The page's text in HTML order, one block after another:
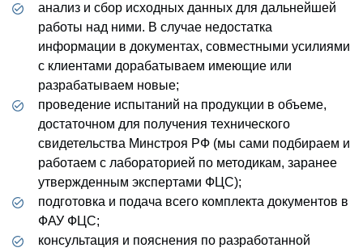
анализ и сбор исходных данных для дальнейшей
работы над ними. В случае недостатка
информации в документах, совместными усилиями
с клиентами дорабатываем имеющие или
разрабатываем новые;
проведение испытаний на продукции в объеме,
достаточном для получения технического
свидетельства Минстроя РФ (мы сами подбираем и
работаем с лабораторией по методикам, заранее
утвержденным экспертами ФЦС);
подготовка и подача всего комплекта документов в
ФАУ ФЦС;
консультация и пояснения по разработанной